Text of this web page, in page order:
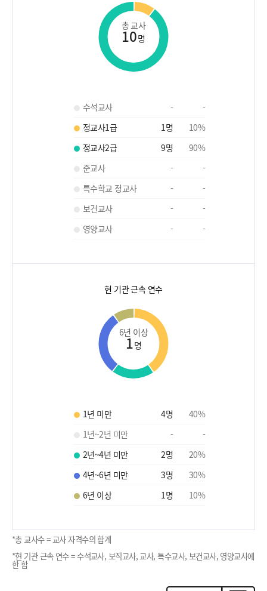
총 교사
10명
수석교사 -
-
정교사1급
1명 10%
정교사2급
9명 90%
준교사
-
-
특수학교 정교사
-
-
보건교사
-
-
영양교사
- -
현 기관 근속 연수
6년 이상
1명
1년 미만 4명 40%
1년~2년 미만
-
-
2년~4년 미만
2명 20%
4년~6년 미만
3명 30%
6년 이상
1명 10%
*총 교사수 = 교사 자격수의 합계
*현 기관 근속 연수 = 수석교사, 보직교사, 교사, 특수교사, 보건교사, 영양교사에
한 함